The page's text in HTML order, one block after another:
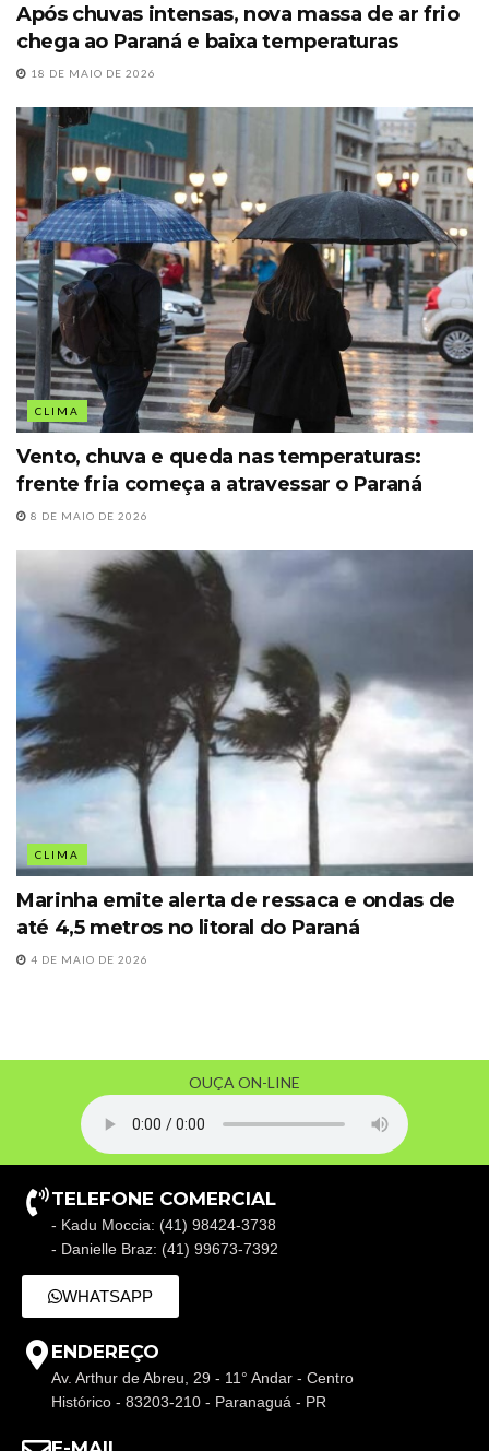
Após chuvas intensas, nova massa de ar frio
chega ao Paraná e baixa temperaturas
18 DE MAIO DE 2026
CLIMA
Vento, chuva e queda nas temperaturas:
frente fria começa a atravessar o Paraná
8 DE MAIO DE 2026
CLIMA
Marinha emite alerta de ressaca e ondas de
até 4,5 metros no litoral do Paraná
4 DE MAIO DE 2026
OUÇA ON-LINE
TELEFONE COMERCIAL
- Kadu Moccia: (41) 98424-3738
- Danielle Braz: (41) 99673-7392
WHATSAPP
ENDEREÇO
Av. Arthur de Abreu, 29 - 11° Andar - Centro
Histórico - 83203-210 - Paranaguá - PR